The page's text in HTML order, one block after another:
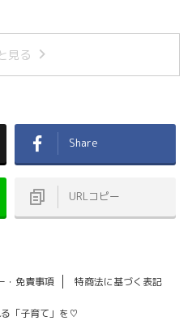
見る
Share
URLコピー
・免責事項 特商法に基づく表記
「子育て」を♡